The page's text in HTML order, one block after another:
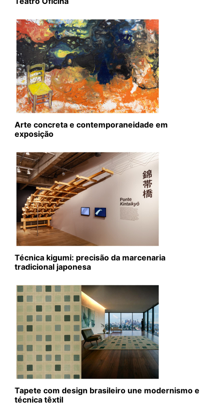
Arte concreta e contemporaneidade em
exposição
Técnica kigumi: precisão da marcenaria
tradicional japonesa
Tapete com design brasileiro une modernismo e
técnica têxtil